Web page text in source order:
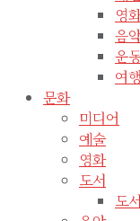
영
음
운
여행
문화
미디어
예술
영화
도서
도